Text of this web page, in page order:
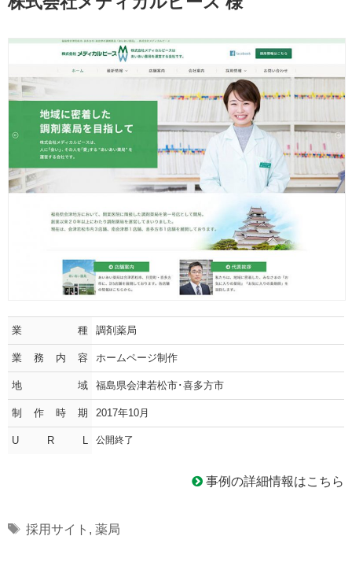
業種 調剤薬局
業務内容 ホームページ制作
地域 福島県会津若松市･喜多方市
制作時期 2017年10月
U R L 公開終了
事例の詳細情報はこちら
Tags
採用サイト , 薬局